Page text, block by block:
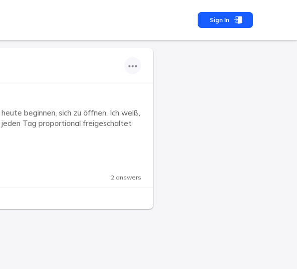
Sign In
beginnen, sich zu öffnen. Ich weiß,
Tag proportional freigeschaltet
2 answers